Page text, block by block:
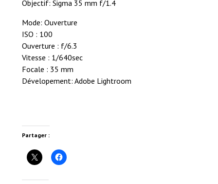
Objectif: Sigma 35 mm f/1.4
Mode: Ouverture
ISO : 100
Ouverture : f/6.3
Vitesse : 1/640sec
Focale : 35 mm
Dévelopement: Adobe Lightroom
Partager :